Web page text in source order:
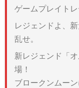
ゲームプレイト
レジェンドよ、
乱せ。
新レジェンド「
場！
ブロークンムー